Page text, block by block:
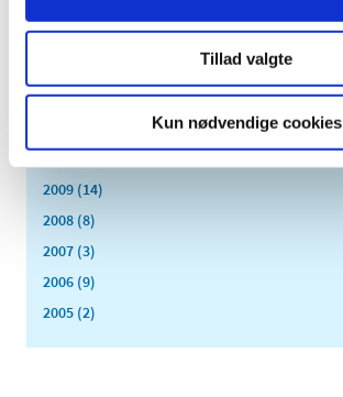
Tillad valgte
Kun nødvendige cookies
2014 (44)
2012 (44)
2009 (14)
2008 (8)
2007 (3)
2006 (9)
2005 (2)